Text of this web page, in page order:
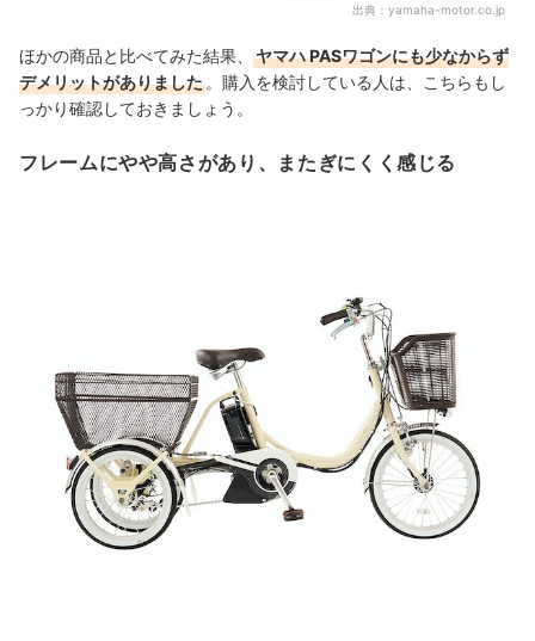
出典： yamaha-motor.co.jp
ほかの商品と比べてみた結果、
ヤマハ PASワゴンにも少なからず
デメリットがありました 。購入を検討している人は、こちらもし
っかり確認しておきましょう。
フレームにやや高さがあり、またぎにくく感じる